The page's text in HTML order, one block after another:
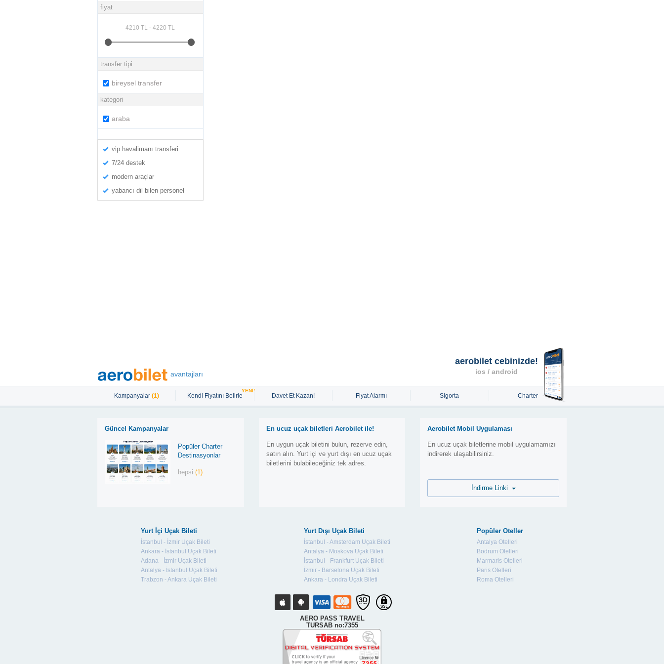
fiyat
transfer tipi
bireysel transfer
kategori
araba
vip havalimanı transferi
7/24 destek
modern araçlar
yabancı dil bilen personel
avantajları
Kampanyalar (1) Kendi Fiyatını Belirle
YENİ!
Davet Et Kazan! Fiyat Alarmı Sigorta Charter
Güncel Kampanyalar
Popüler Charter
Destinasyonlar
hepsi(1)
En ucuz uçak biletleri Aerobilet ile!
En uygun uçak biletini bulun, rezerve edin,
satın alın. Yurt içi ve yurt dışı en ucuz uçak
biletlerini bulabileceğiniz tek adres.
aerobilet cebinizde!
ios / android
Aerobilet Mobil Uygulaması
En ucuz uçak biletlerine mobil uygulamamızı
indirerek ulaşabilirsiniz.
Yurt İçi Uçak Bileti
İstanbul - İzmir Uçak Bileti
Ankara - İstanbul Uçak Bileti
Adana - İzmir Uçak Bileti
Antalya - İstanbul Uçak Bileti
Trabzon - Ankara Uçak Bileti
Yurt Dışı Uçak Bileti
İstanbul - Amsterdam Uçak Bileti
Antalya - Moskova Uçak Bileti
İstanbul - Frankfurt Uçak Bileti
İzmir - Barselona Uçak Bileti
Ankara - Londra Uçak Bileti
Popüler Oteller
Antalya Otelleri
Bodrum Otelleri
Marmaris Otelleri
Paris Otelleri
Roma Otelleri
AERO PASS TRAVEL
TURSAB no:7355